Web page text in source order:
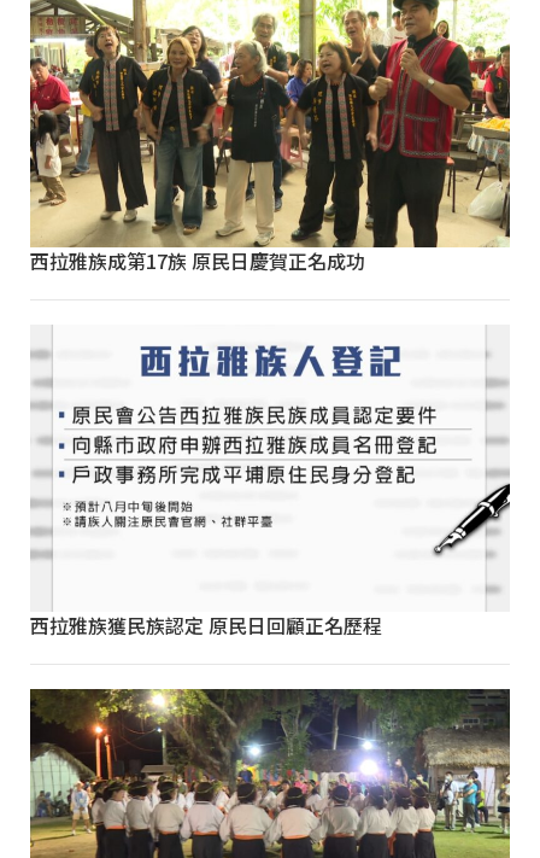
西拉雅族成第17族 原民日慶賀正名成功
西拉雅族獲民族認定 原民日回顧正名歷程